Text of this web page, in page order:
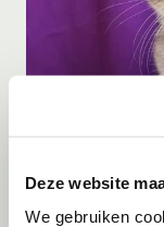
Deze website
We gebruiken
Julian
Cyprus